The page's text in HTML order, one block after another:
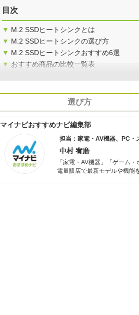
目次
▼ M.2 SSDヒートシンクとは
▼ M.2 SSDヒートシンクの選び方
▼ M.2 SSDヒートシンクおすすめ6選
▼ おすすめ商品の比較一覧表
選び方
マイナビおすすめナビ編集部
担当：家電・AV機器、PC・
中村 宥磨
「家電・AV機器」「ゲーム
電量販店で最新モデルや機能